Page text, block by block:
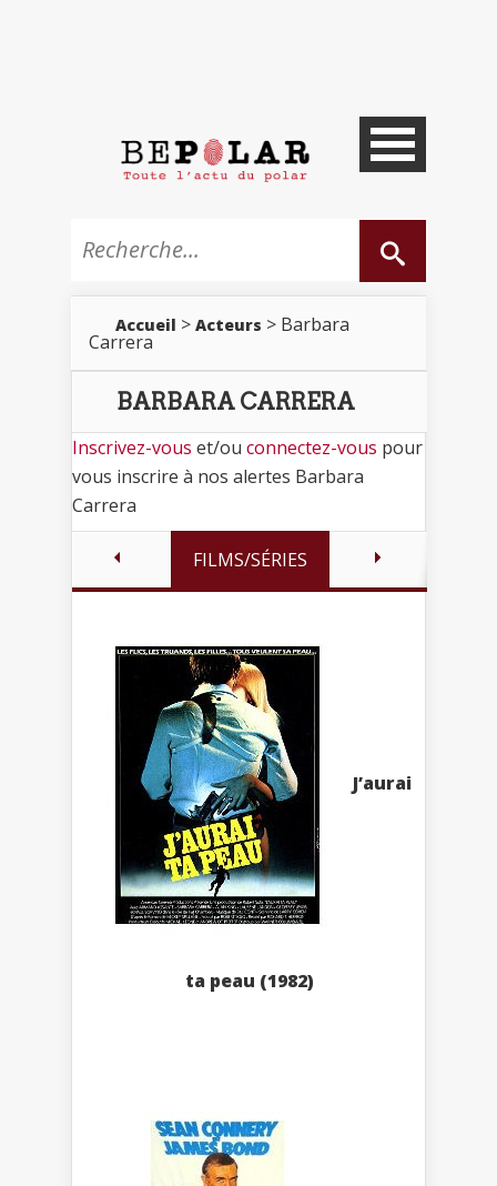
Accueil > Acteurs > Barbara
Carrera
BARBARA CARRERA
Inscrivez-vous et/ou connectez-vous pour
vous inscrire à nos alertes Barbara
Carrera
FILMS/SÉRIES
J’aurai
ta peau (1982)